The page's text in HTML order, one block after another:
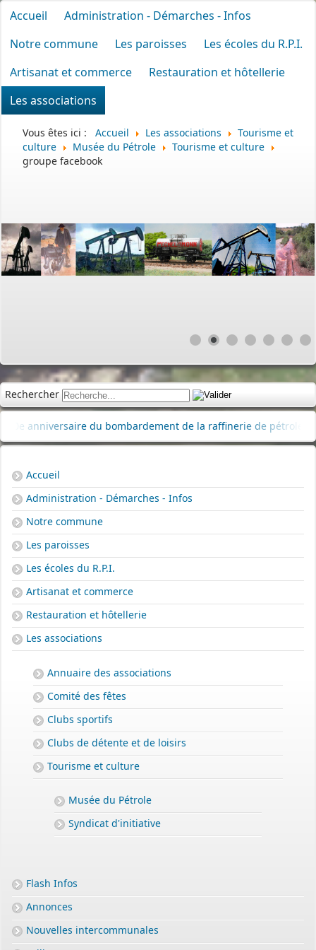
Accueil
Administration - Démarches - Infos
Notre commune
Les paroisses
Les écoles du R.P.I.
Artisanat et commerce
Restauration et hôtellerie
Les associations
Vous êtes ici : Accueil Les associations
Tourisme et
culture
Musée du Pétrole
Tourisme et culture
groupe facebook
Rechercher
du bombardement de la raffinerie de pétrole |
Accueil
Administration - Démarches - Infos
Notre commune
Les paroisses
Les écoles du R.P.I.
Artisanat et commerce
Restauration et hôtellerie
Les associations
Annuaire des associations
Comité des fêtes
Clubs sportifs
Clubs de détente et de loisirs
Tourisme et culture
Musée du Pétrole
Syndicat d'initiative
Flash Infos
Annonces
Nouvelles intercommunales
PERMIS DE CONSTRUIRE- DECLARATION PREALABLE
dorénavant en ligne
Depuis le 3 janvier 2022, vous pouvez profiter de lasaisine par